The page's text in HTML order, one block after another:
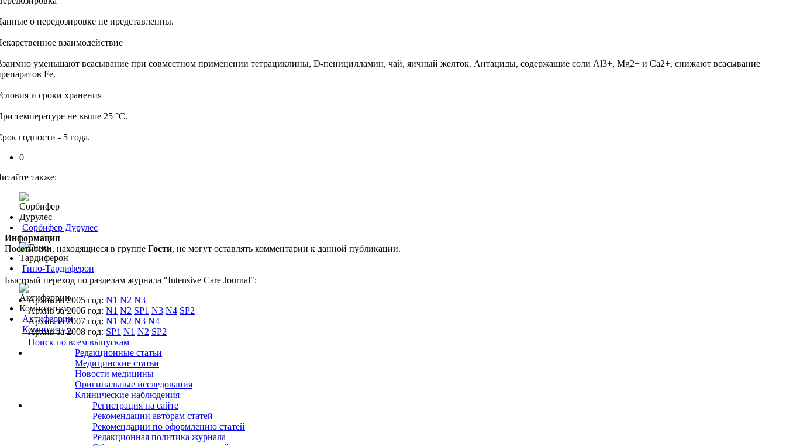
о передозировке не представленны.
взаимодействие
уменьшают всасывание при совместном применении тетрациклины, D-пеницилламин, чай, яичный желток. Антациды, содержащие соли Al3+, Mg2+ и Ca2+, снижают всасывание
Fe.
и сроки хранения
температуре не выше 25 °C.
годности - 5 года.
0
также:
Сорбифер Дурулес
Гино-Тардиферон
Актиферрин
Композитум
Информация
Посетители, находящиеся в группе Гости, не могут оставлять комментарии к данной публикации.
Быстрый переход по разделам журнала "Intensive Care Journal":
Архив за 2005 год: N1 N2 N3
Архив за 2006 год: N1 N2 SP1 N3 N4 SP2
Архив за 2007 год: N1 N2 N3 N4
Архив за 2008 год: SP1 N1 N2 SP2
Поиск по всем выпускам
Редакционные статьи
Медицинские статьи
Новости медицины
Оригинальные исследования
Клинические наблюдения
Регистрация на сайте
Рекомендации авторам статей
Рекомендации по оформлению статей
Редакционная политика журнала